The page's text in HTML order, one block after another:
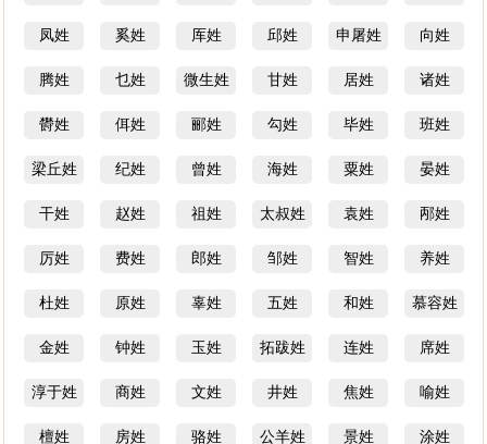
凤姓 奚姓 厍姓 邱姓 申屠姓 向姓
腾姓 乜姓 微生姓 甘姓 居姓 诸姓
欎姓 佴姓 郦姓 勾姓 毕姓 班姓
梁丘姓 纪姓 曾姓 海姓 粟姓 晏姓
干姓 赵姓 祖姓 太叔姓 袁姓 邴姓
厉姓 费姓 郎姓 邹姓 智姓 养姓
杜姓 原姓 辜姓 五姓 和姓 慕容姓
金姓 钟姓 玉姓 拓跋姓 连姓 席姓
淳于姓 商姓 文姓 井姓 焦姓 喻姓
檀姓 房姓 骆姓 公羊姓 景姓 涂姓